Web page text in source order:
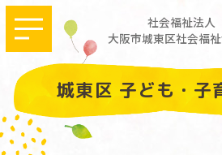
社会福祉法人
大阪市城東区社会福
城東区 子ども・子